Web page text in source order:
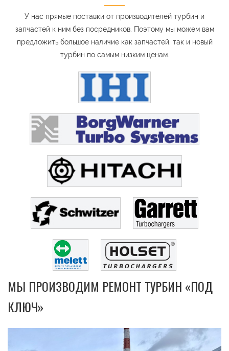
У нас прямые поставки от производителей турбин и
запчастей к ним без посредников. Поэтому мы можем вам
предложить большое наличие как запчастей, так и новый
турбин по самым низким ценам.
МЫ ПРОИЗВОДИМ РЕМОНТ ТУРБИН «ПОД
КЛЮЧ»